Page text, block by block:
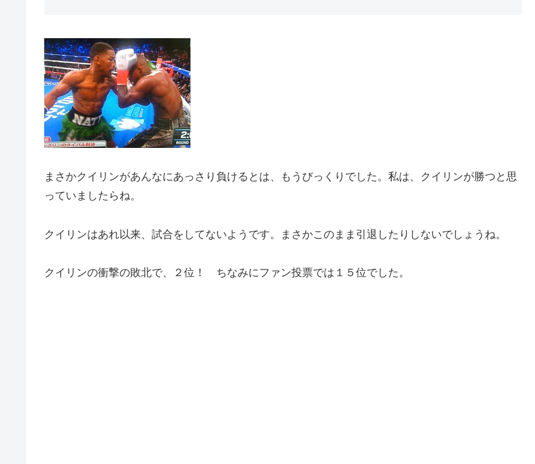
まさかクイリンがあんなにあっさり負けるとは、もうびっくりでした。私は、クイリンが勝つと思
っていましたらね。
クイリンはあれ以来、試合をしてないようです。まさかこのまま引退したりしないでしょうね。
クイリンの衝撃の敗北で、２位！ ちなみにファン投票では１５位でした。